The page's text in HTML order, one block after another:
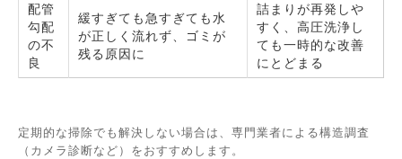
配管
勾配
の不
良
緩すぎても急すぎても水
が正しく流れず、ゴミが
残る原因に
詰まりが再発しや
すく、高圧洗浄し
ても一時的な改善
にとどまる
定期的な掃除でも解決しない場合は、専門業者による構造調査
（カメラ診断など）をおすすめします。